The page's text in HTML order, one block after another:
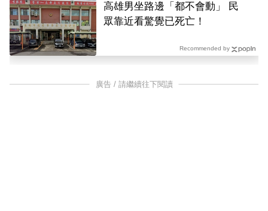
高雄男坐路邊「都不會動」 民
眾靠近看驚覺已死亡！
Recommended by
廣告 / 請繼續往下閱讀